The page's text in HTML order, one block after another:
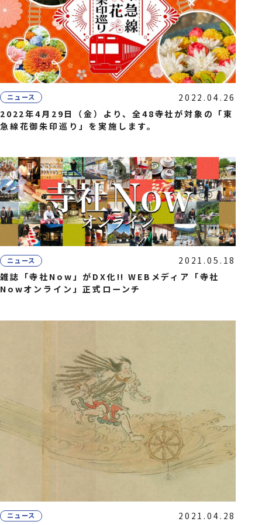
ニュース
2022.04.26
2022年4月29日（金）より、全48寺社が対象の「東
急線花御朱印巡り」を実施します。
ニュース
2021.05.18
雑誌「寺社Now」がDX化!! WEBメディア「寺社
Nowオンライン」正式ローンチ
ニュース
2021.04.28